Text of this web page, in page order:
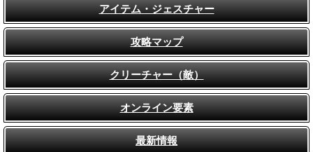
アイテム・ジェスチャー
攻略マップ
クリーチャー（敵）
オンライン要素
最新情報